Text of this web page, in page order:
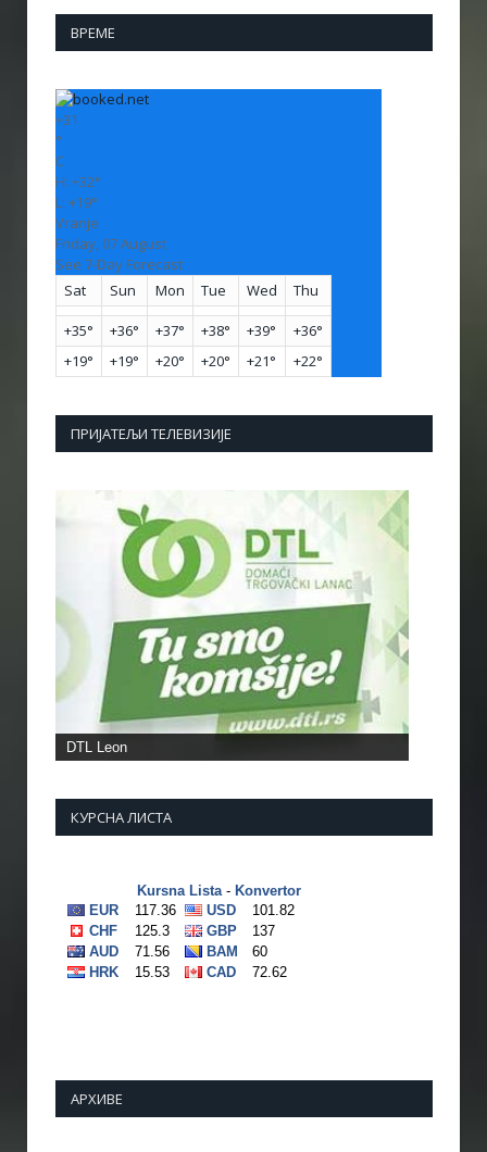
ВРЕМЕ
+31
°
C
H: +32°
L: +19°
Vranje
Friday, 07 August
See 7-Day Forecast
Sat
Sun Mon Tue Wed Thu
+35° +36° +37° +38° +39° +36°
+19° +19° +20° +20° +21° +22°
ПРИЈАТЕЉИ ТЕЛЕВИЗИЈЕ
DTL Leon
КУРСНА ЛИСТА
АРХИВЕ